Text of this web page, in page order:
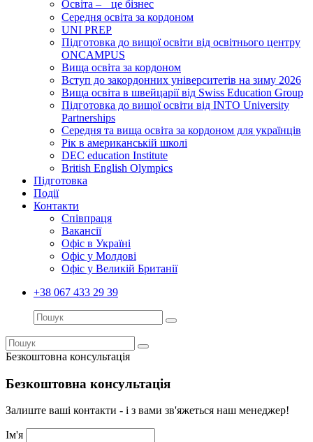
Освіта – це бізнес
Середня освіта за кордоном
UNI PREP
Підготовка до вищої освіти від освітнього центру
ONCAMPUS
Вища освіта за кордоном
Вступ до закордонних університетів на зиму 2026
Вища освіта в швейцарії від Swiss Education Group
Підготовка до вищої освіти від INTO University
Partnerships
Середня та вища освіта за кордоном для українців
Рік в американській школі
DEC education Institute
British English Olympics
Підготовка
Події
Контакти
Співпраця
Вакансії
Офіс в Україні
Офіс у Молдові
Офіс у Великій Британії
+38 067 433 29 39
Безкоштовна консультація
Безкоштовна консультація
Залиште ваші контакти - і з вами зв'яжеться наш менеджер!
Ім'я